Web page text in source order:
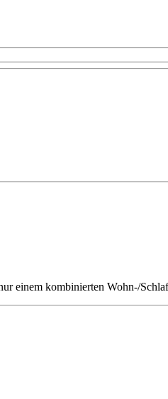
einem kombinierten Wohn-/